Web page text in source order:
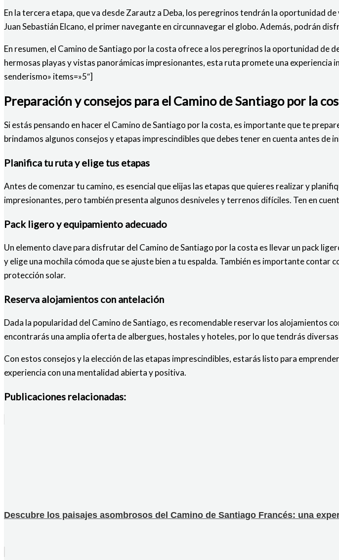
En la tercera etapa, que va desde Zarautz a Deba, los peregrinos tendrán la oportunidad
Juan Sebastián Elcano, el primer navegante en circunnavegar el globo. Además, podrán
En resumen, el Camino de Santiago por la costa ofrece a los peregrinos la oportunidad
hermosas playas y vistas panorámicas impresionantes, esta ruta promete una
senderismo» items=»5″]
Preparación y consejos para el Camino de Santiago por la
Si estás pensando en hacer el Camino de Santiago por la costa, es importante que te
brindamos algunos consejos y etapas imprescindibles que debes tener en cuenta antes de
Planifica tu ruta y elige tus etapas
Antes de comenzar tu camino, es esencial que elijas las etapas que quieres realizar y
impresionantes, pero también presenta algunos desniveles y terrenos difíciles. Ten en
Pack ligero y equipamiento adecuado
Un elemento clave para disfrutar del Camino de Santiago por la costa es llevar un pack
y elige una mochila cómoda que se ajuste bien a tu espalda. También es importante contar
protección solar.
Reserva alojamientos con antelación
Dada la popularidad del Camino de Santiago, es recomendable reservar los alojamientos
encontrarás una amplia oferta de albergues, hostales y hoteles, por lo que tendrás
Con estos consejos y la elección de las etapas imprescindibles, estarás listo para
experiencia con una mentalidad abierta y positiva.
Publicaciones relacionadas:
Descubre los paisajes asombrosos del Camino de Santiago Francés: una